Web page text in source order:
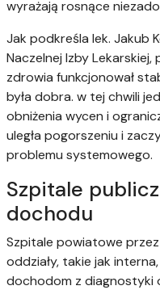
wyrażają rosnące
Jak podkreśla lek. Jakub
Naczelnej Izby
zdrowia funkcjonował
była dobra. w tej chwili
obniżenia wycen i
uległa pogorszeniu i
problemu systemowego.
Szpitale
dochodu
Szpitale powiatowe
oddziały, takie jak
dochodom z diagnostyki